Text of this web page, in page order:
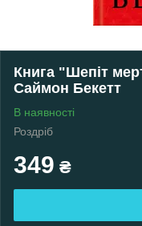
Книга "Шепіт
Саймон Бекетт
В наявності
Роздріб
349 ₴